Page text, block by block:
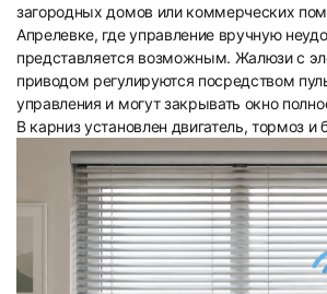
загородных домов или коммерческих
Апрелевке, где управление вручную
представляется возможным. Жалюзи с
приводом регулируются посредством
управления и могут закрывать окно
В карниз установлен двигатель, тормоз и